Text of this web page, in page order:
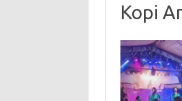
Kopi